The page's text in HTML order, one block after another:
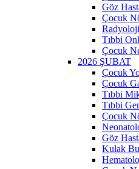
Göz
Çocuk
Radyoloji
Tıbbi
Çocuk
2026 ŞUBAT
Çocuk
Çocuk
Tıbbi
Tıbbi
Çocuk
Göz
Kulak